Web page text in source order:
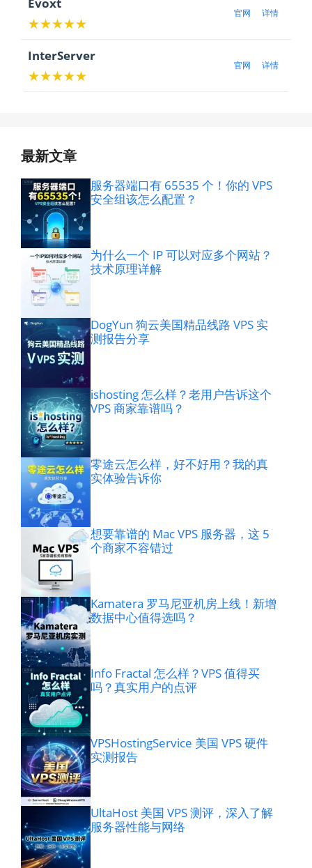
★★★★★
官网 详情
InterServer
★★★★★
官网 详情
最新文章
服务器端口有 65535 个！你的 VPS
安全组该怎么配置？
为什么一个 IP 可以对应多个网站？
技术原理详解
DogYun 狗云美国精品线路 VPS 实
测报告分享
ishosting 怎么样？老用户告诉这个
VPS 商家靠谱吗？
零途云怎么样，好不好用？我的真
实体验告诉你
想要靠谱的 Mac VPS 服务器，这 5
个商家不容错过
Kamatera 罗马尼亚机房上线！新增
数据中心值得选吗？
Info Fractal 怎么样？VPS 值得买
吗？真实用户的点评
VPSHostingService 美国 VPS 硬件
实测报告
UltaHost 美国 VPS 测评，深入了解
服务器性能与网络